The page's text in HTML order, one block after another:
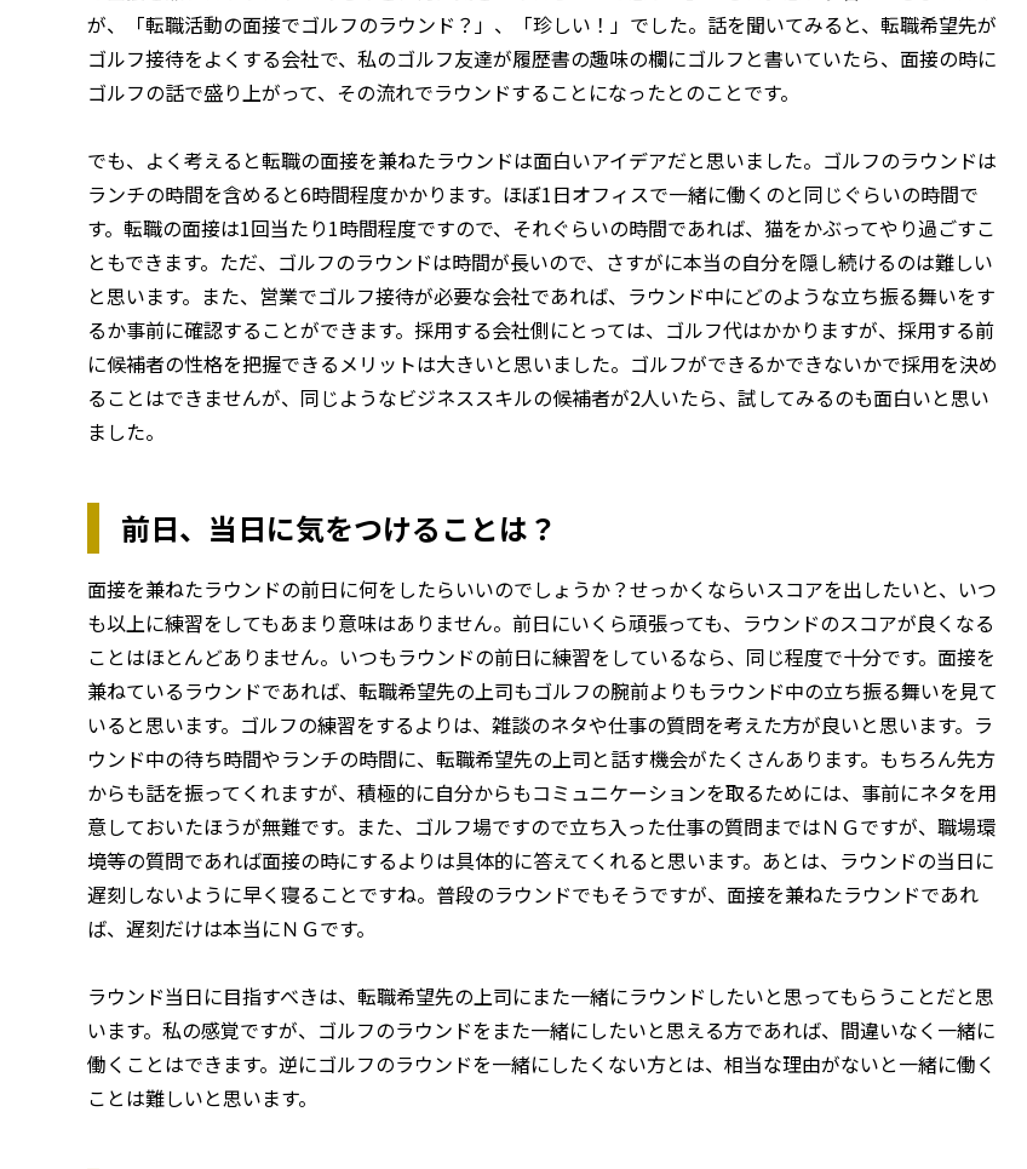
が、「転職活動の面接でゴルフのラウンド？」、「珍しい！」でした。話を聞いてみると、転職希望先が
ゴルフ接待をよくする会社で、私のゴルフ友達が履歴書の趣味の欄にゴルフと書いていたら、面接の時に
ゴルフの話で盛り上がって、その流れでラウンドすることになったとのことです。
でも、よく考えると転職の面接を兼ねたラウンドは面白いアイデアだと思いました。ゴルフのラウンドは
ランチの時間を含めると6時間程度かかります。ほぼ1日オフィスで一緒に働くのと同じぐらいの時間で
す。転職の面接は1回当たり1時間程度ですので、それぐらいの時間であれば、猫をかぶってやり過ごすこ
ともできます。ただ、ゴルフのラウンドは時間が長いので、さすがに本当の自分を隠し続けるのは難しい
と思います。また、営業でゴルフ接待が必要な会社であれば、ラウンド中にどのような立ち振る舞いをす
るか事前に確認することができます。採用する会社側にとっては、ゴルフ代はかかりますが、採用する前
に候補者の性格を把握できるメリットは大きいと思いました。ゴルフができるかできないかで採用を決め
ることはできませんが、同じようなビジネススキルの候補者が2人いたら、試してみるのも面白いと思い
ました。
前日、当日に気をつけることは？
面接を兼ねたラウンドの前日に何をしたらいいのでしょうか？せっかくならいスコアを出したいと、いつ
も以上に練習をしてもあまり意味はありません。前日にいくら頑張っても、ラウンドのスコアが良くなる
ことはほとんどありません。いつもラウンドの前日に練習をしているなら、同じ程度で十分です。面接を
兼ねているラウンドであれば、転職希望先の上司もゴルフの腕前よりもラウンド中の立ち振る舞いを見て
いると思います。ゴルフの練習をするよりは、雑談のネタや仕事の質問を考えた方が良いと思います。ラ
ウンド中の待ち時間やランチの時間に、転職希望先の上司と話す機会がたくさんあります。もちろん先方
からも話を振ってくれますが、積極的に自分からもコミュニケーションを取るためには、事前にネタを用
意しておいたほうが無難です。また、ゴルフ場ですので立ち入った仕事の質問まではＮＧですが、職場環
境等の質問であれば面接の時にするよりは具体的に答えてくれると思います。あとは、ラウンドの当日に
遅刻しないように早く寝ることですね。普段のラウンドでもそうですが、面接を兼ねたラウンドであれ
ば、遅刻だけは本当にＮＧです。
ラウンド当日に目指すべきは、転職希望先の上司にまた一緒にラウンドしたいと思ってもらうことだと思
います。私の感覚ですが、ゴルフのラウンドをまた一緒にしたいと思える方であれば、間違いなく一緒に
働くことはできます。逆にゴルフのラウンドを一緒にしたくない方とは、相当な理由がないと一緒に働く
ことは難しいと思います。